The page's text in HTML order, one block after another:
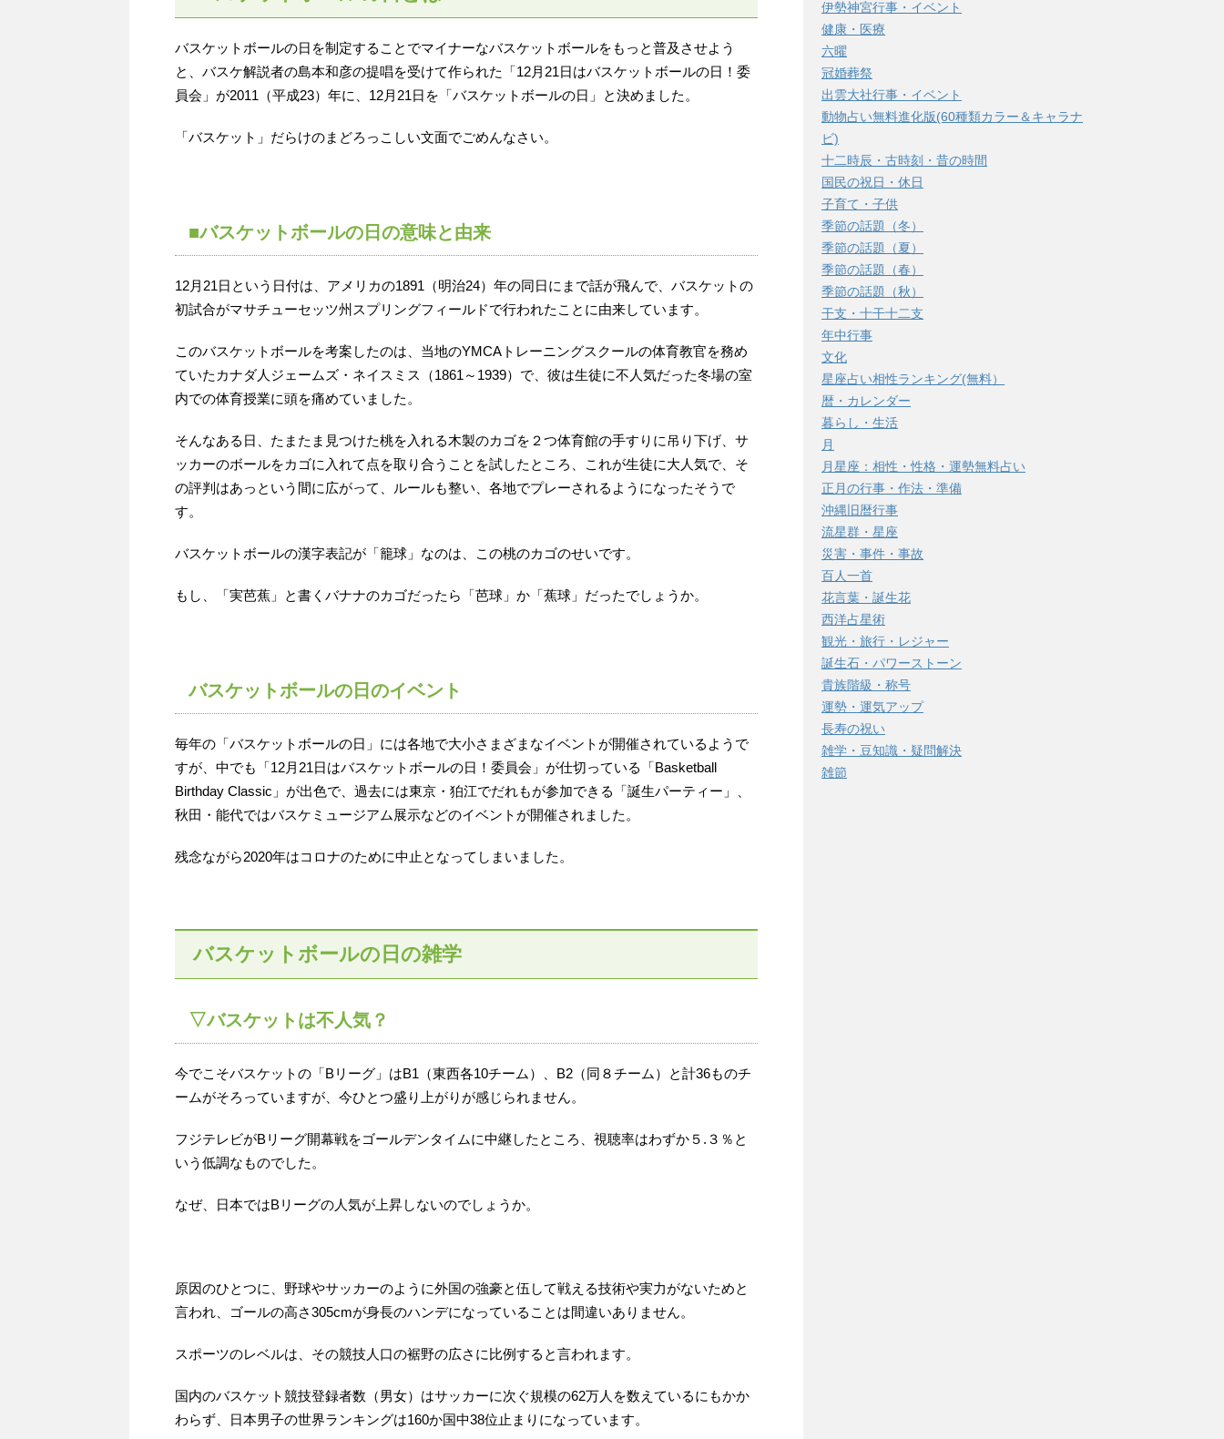
バスケットボールの日を制定することでマイナーなバスケットボールをもっと普及させよう
と、バスケ解説者の島本和彦の提唱を受けて作られた「12月21日はバスケットボールの日！委
員会」が2011（平成23）年に、12月21日を「バスケットボールの日」と決めました。
「バスケット」だらけのまどろっこしい文面でごめんなさい。
■バスケットボールの日の意味と由来
12月21日という日付は、アメリカの1891（明治24）年の同日にまで話が飛んで、バスケットの
初試合がマサチューセッツ州スプリングフィールドで行われたことに由来しています。
このバスケットボールを考案したのは、当地のYMCAトレーニングスクールの体育教官を務め
ていたカナダ人ジェームズ・ネイスミス（1861～1939）で、彼は生徒に不人気だった冬場の室
内での体育授業に頭を痛めていました。
そんなある日、たまたま見つけた桃を入れる木製のカゴを２つ体育館の手すりに吊り下げ、サ
ッカーのボールをカゴに入れて点を取り合うことを試したところ、これが生徒に大人気で、そ
の評判はあっという間に広がって、ルールも整い、各地でプレーされるようになったそうで
す。
バスケットボールの漢字表記が「籠球」なのは、この桃のカゴのせいです。
もし、「実芭蕉」と書くバナナのカゴだったら「芭球」か「蕉球」だったでしょうか。
バスケットボールの日のイベント
毎年の「バスケットボールの日」には各地で大小さまざまなイベントが開催されているようで
すが、中でも「12月21日はバスケットボールの日！委員会」が仕切っている「Basketball
Birthday Classic」が出色で、過去には東京・狛江でだれもが参加できる「誕生パーティー」、
秋田・能代ではバスケミュージアム展示などのイベントが開催されました。
残念ながら2020年はコロナのために中止となってしまいました。
バスケットボールの日の雑学
▽バスケットは不人気？
今でこそバスケットの「Bリーグ」はB1（東西各10チーム）、B2（同８チーム）と計36ものチ
ームがそろっていますが、今ひとつ盛り上がりが感じられません。
フジテレビがBリーグ開幕戦をゴールデンタイムに中継したところ、視聴率はわずか５.３％と
いう低調なものでした。
なぜ、日本ではBリーグの人気が上昇しないのでしょうか。
原因のひとつに、野球やサッカーのように外国の強豪と伍して戦える技術や実力がないためと
言われ、ゴールの高さ305cmが身長のハンデになっていることは間違いありません。
スポーツのレベルは、その競技人口の裾野の広さに比例すると言われます。
国内のバスケット競技登録者数（男女）はサッカーに次ぐ規模の62万人を数えているにもかか
わらず、日本男子の世界ランキングは160か国中38位止まりになっています。
伊勢神宮行事・イベント
健康・医療
六曜
冠婚葬祭
出雲大社行事・イベント
動物占い無料進化版(60種類カラー＆キャラナ
ビ)
十二時辰・古時刻・昔の時間
国民の祝日・休日
子育て・子供
季節の話題（冬）
季節の話題（夏）
季節の話題（春）
季節の話題（秋）
干支・十干十二支
年中行事
文化
星座占い相性ランキング(無料）
暦・カレンダー
暮らし・生活
月
月星座：相性・性格・運勢無料占い
正月の行事・作法・準備
沖縄旧暦行事
流星群・星座
災害・事件・事故
百人一首
花言葉・誕生花
西洋占星術
観光・旅行・レジャー
誕生石・パワーストーン
貴族階級・称号
運勢・運気アップ
長寿の祝い
雑学・豆知識・疑問解決
雑節